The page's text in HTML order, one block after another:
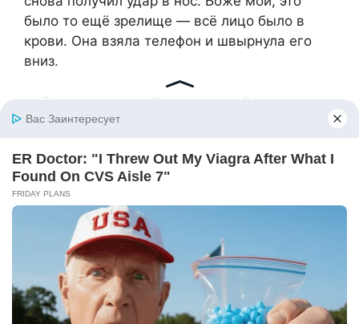
было то ещё зрелище — всё лицо было в
крови. Она взяла телефон и швырнула его
вниз.
бросился за ним.
Второй телефон, ударившись о потолок,
рухнул на бетонный пол и тут же
рассыпался. Увидев это, Яна завизжала.
Вадим разозлился, он кинулся к Наде, но та
схватила пустую бутылку, со всей силы
ударила по стене и разбитым горлышком
направила на брата. Тот резко остановился.